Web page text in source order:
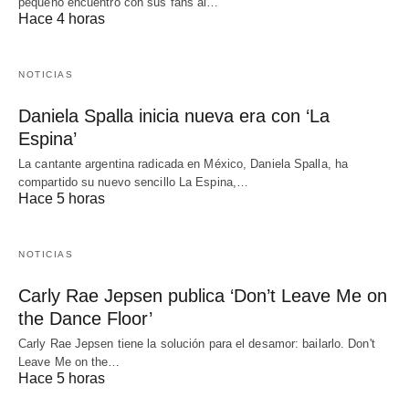
Hace 4 horas
NOTICIAS
Daniela Spalla inicia nueva era con ‘La
Espina’
La cantante argentina radicada en México, Daniela Spalla, ha
compartido su nuevo sencillo La Espina,…
Hace 5 horas
NOTICIAS
Carly Rae Jepsen publica ‘Don’t Leave Me on
the Dance Floor’
Carly Rae Jepsen tiene la solución para el desamor: bailarlo. Don't
Leave Me on the…
Hace 5 horas